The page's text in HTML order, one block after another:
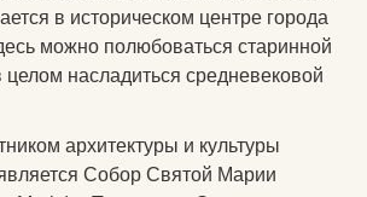
в историческом центре города
можно полюбоваться старинной
целом насладиться средневековой
архитектуры и культуры
Собор Святой Марии